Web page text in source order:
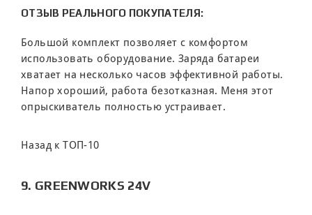
ОТЗЫВ РЕАЛЬНОГО ПОКУПАТЕЛЯ:
Большой комплект позволяет с комфортом
использовать оборудование. Заряда батареи
хватает на несколько часов эффективной работы.
Напор хороший, работа безотказная. Меня этот
опрыскиватель полностью устраивает.
Назад к ТОП-10
9. GREENWORKS 24V